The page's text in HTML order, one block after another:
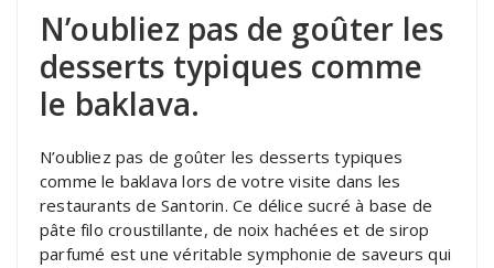
N’oubliez pas de goûter les
desserts typiques comme
le baklava.
N’oubliez pas de goûter les desserts typiques
comme le baklava lors de votre visite dans les
restaurants de Santorin. Ce délice sucré à base de
pâte filo croustillante, de noix hachées et de sirop
parfumé est une véritable symphonie de saveurs qui